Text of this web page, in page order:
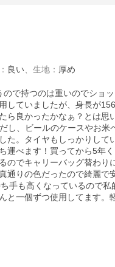
： 良い 生地 ： 厚め
で持つのは重いのでショ
していましたが、身長が
ら良かったかなぁ？とは思
し、ビールのケースやお米
た。タイヤもしっかりして
運べます！買ってから5年
のでキャリーバッグ替わり
通りの色だったので綺麗で
手も高くなっているので
と一個ずつ使用してます。